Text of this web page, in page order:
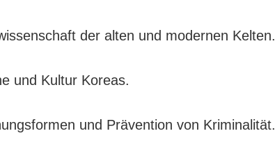
der alten und modernen Kelten.
und Kultur Koreas.
und Prävention von Kriminalität.